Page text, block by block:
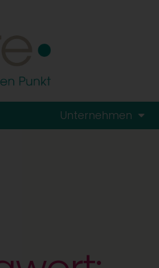
Unternehmen